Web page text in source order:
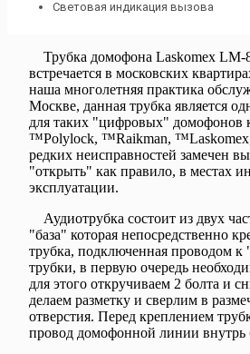
Световая индикация вызова
Трубка домофона Laskomex LM-
встречается в московских
наша многолетняя практика
Москве, данная трубка является
для таких "цифровых" домофонов
™Polylock, ™Raikman,
редких неисправностей замечен
"открыть" как правило, в местах
эксплуатации.
Аудиотрубка состоит из двух
"база" которая непосредственно
трубка, подключенная проводом к
трубки, в первую очередь
для этого откручиваем 2 болта и
делаем разметку и сверлим в
отверстия. Перед креплением
провод домофонной линии внутрь